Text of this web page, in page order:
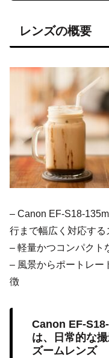
レンズの概要
– Canon EF-S18-
行まで幅広く対応する
– 軽量かつコンパクト
– 風景からポートレー
徴
Canon EF-
は、日常的な
ズームレンズ